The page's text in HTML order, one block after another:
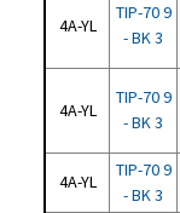
4A-YL
TIP-70 9
- BK 3
4A-YL
TIP-70 9
- BK 3
4A-YL
TIP-70 9
- BK 3